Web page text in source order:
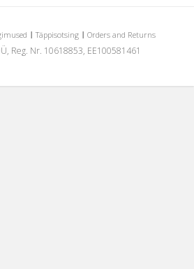
Täppisotsing Orders and Returns
Reg. Nr. 10618853, EE100581461